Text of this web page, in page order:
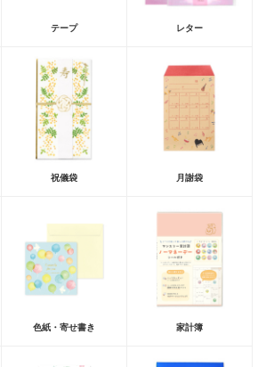
テープ レター
祝儀袋 月謝袋
色紙・寄せ書き 家計簿